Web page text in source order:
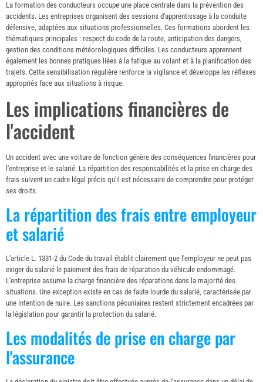
La formation des conducteurs occupe une place centrale dans la prévention des
accidents. Les entreprises organisent des sessions d'apprentissage à la conduite
défensive, adaptées aux situations professionnelles. Ces formations abordent les
thématiques principales : respect du code de la route, anticipation des dangers,
gestion des conditions météorologiques difficiles. Les conducteurs apprennent
également les bonnes pratiques liées à la fatigue au volant et à la planification des
trajets. Cette sensibilisation régulière renforce la vigilance et développe les réflexes
appropriés face aux situations à risque.
Les implications financières de
l'accident
Un accident avec une voiture de fonction génère des conséquences financières pour
l'entreprise et le salarié. La répartition des responsabilités et la prise en charge des
frais suivent un cadre légal précis qu'il est nécessaire de comprendre pour protéger
ses droits.
La répartition des frais entre employeur
et salarié
L'article L. 1331-2 du Code du travail établit clairement que l'employeur ne peut pas
exiger du salarié le paiement des frais de réparation du véhicule endommagé.
L'entreprise assume la charge financière des réparations dans la majorité des
situations. Une exception existe en cas de faute lourde du salarié, caractérisée par
une intention de nuire. Les sanctions pécuniaires restent strictement encadrées par
la législation pour garantir la protection du salarié.
Les modalités de prise en charge par
l'assurance